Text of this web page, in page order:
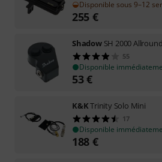
Disponible sous 9–12
255 €
Shadow SH 2000
55
Disponible
53€
K&KTrinity Solo Mini
17
Disponible
188 €